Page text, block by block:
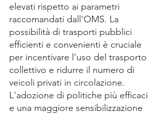
elevati rispetto ai parametri
raccomandati dall'OMS. La
possibilità di trasporti pubblici
efficienti e convenienti è cruciale
per incentivare l'uso del trasporto
collettivo e ridurre il numero di
veicoli privati in circolazione.
L'adozione di politiche più efficaci
e una maggiore sensibilizzazione